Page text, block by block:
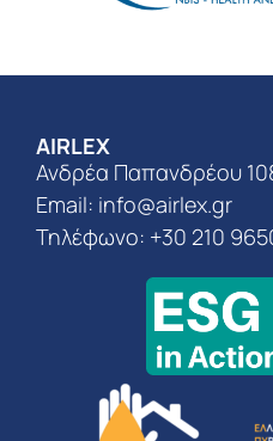
AIRLEX
Ανδρέα Παπανδρέου
Email: info@airlex.gr
Τηλέφωνο: +30 210